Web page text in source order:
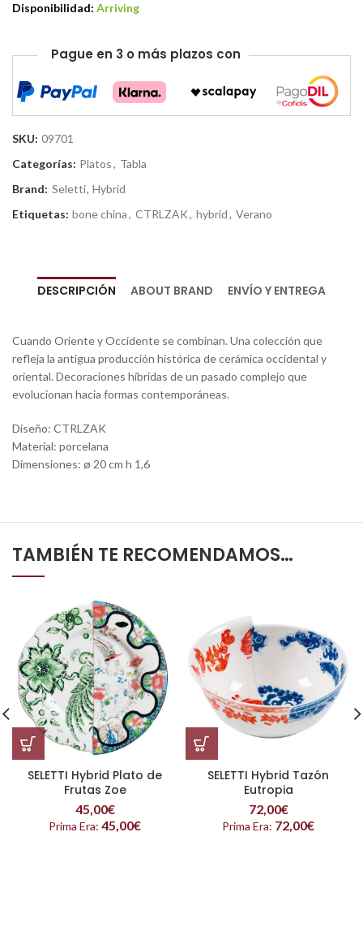
Disponibilidad: Arriving
Pague en 3 o más plazos con
SKU: 09701
Categorías: Platos, Tabla
Brand: Seletti, Hybrid
Etiquetas: bone china, CTRLZAK, hybrid, Verano
DESCRIPCIÓN ABOUT BRAND ENVÍO Y ENTREGA
Cuando Oriente y Occidente se combinan. Una colección que
refleja la antigua producción histórica de cerámica occidental y
oriental. Decoraciones híbridas de un pasado complejo que
evolucionan hacia formas contemporáneas.
Diseño: CTRLZAK
Material: porcelana
Dimensiones: ø 20 cm h 1,6
TAMBIÉN TE RECOMENDAMOS…
SELETTI Hybrid Plato de
Frutas Zoe
45,00€
Prima Era: 45,00€
SELETTI Hybrid Tazón
Eutropia
72,00€
Prima Era: 72,00€